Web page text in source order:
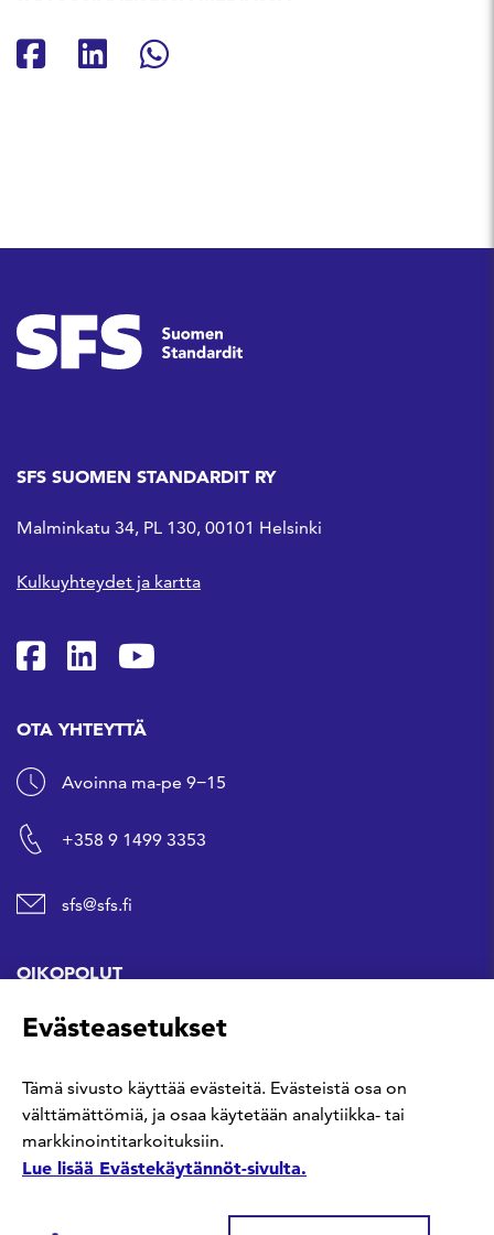
Jaa Facebookissa
Jaa Linkedinissä
Jaa Whatsappissa
SFS SUOMEN STANDARDIT RY
Malminkatu 34, PL 130, 00101 Helsinki
Kulkuyhteydet ja kartta
SFS Facebookissa
SFS Linkedinissä
SFS Youtubessa
OTA YHTEYTTÄ
Avoinna ma-pe 9−15
+358 9 1499 3353
sfs@sfs.fi
OIKOPOLUT
Hanki standardi
Kommentoi tekeillä olevia standardeja
Anna meille palautetta
Evästeasetukset
Tämä sivusto käyttää evästeitä. Evästeistä osa on
välttämättömiä, ja osaa käytetään analytiikka- tai
markkinointitarkoituksiin.
Lue lisää Evästekäytännöt-sivulta.